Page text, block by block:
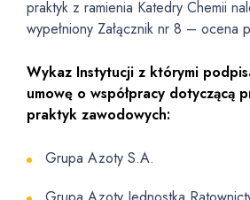
praktyk z ramienia Katedry Chemii
wypełniony Załącznik nr 8 – ocena
Wykaz Instytucji z którymi
umowę o współpracy dotyczącą
praktyk zawodowych:
Grupa Azoty S.A.